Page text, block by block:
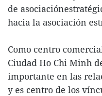
de
hacia la asociación
Como centro
Ciudad Ho Chi Minh
importante en las
y es centro de los